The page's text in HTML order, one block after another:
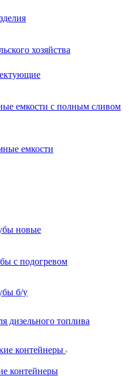
хозяйства
емкости с полным сливом
емкости
новые
с подогревом
б/у
дизельного топлива
контейнеры
контейнеры